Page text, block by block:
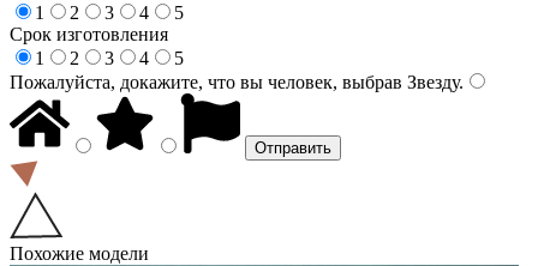
1
2 3 4
5
Срок изготовления
1
2 3 4
5
Пожалуйста, докажите, что вы человек, выбрав Звезду.
Похожие модели